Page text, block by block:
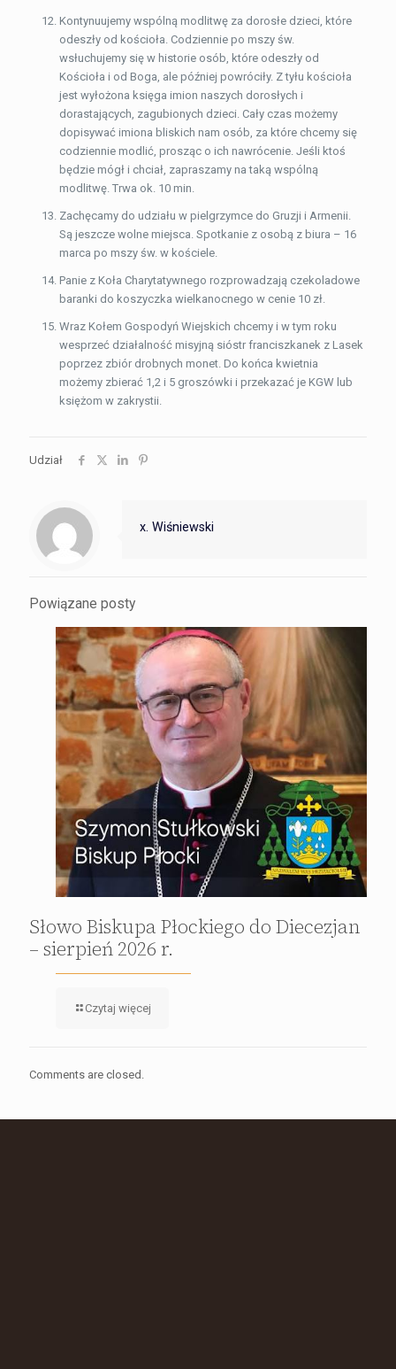
Kontynuujemy wspólną modlitwę za dorosłe dzieci, które
odeszły od kościoła. Codziennie po mszy św.
wsłuchujemy się w historie osób, które odeszły od
Kościoła i od Boga, ale później powróciły. Z tyłu kościoła
jest wyłożona księga imion naszych dorosłych i
dorastających, zagubionych dzieci. Cały czas możemy
dopisywać imiona bliskich nam osób, za które chcemy się
codziennie modlić, prosząc o ich nawrócenie. Jeśli ktoś
będzie mógł i chciał, zapraszamy na taką wspólną
modlitwę. Trwa ok. 10 min.
Zachęcamy do udziału w pielgrzymce do Gruzji i Armenii.
Są jeszcze wolne miejsca. Spotkanie z osobą z biura – 16
marca po mszy św. w kościele.
Panie z Koła Charytatywnego rozprowadzają czekoladowe
baranki do koszyczka wielkanocnego w cenie 10 zł.
Wraz Kołem Gospodyń Wiejskich chcemy i w tym roku
wesprzeć działalność misyjną sióstr franciszkanek z Lasek
poprzez zbiór drobnych monet. Do końca kwietnia
możemy zbierać 1,2 i 5 groszówki i przekazać je KGW lub
księżom w zakrystii.
Udział
x. Wiśniewski
Powiązane posty
Słowo Biskupa Płockiego do Diecezjan
– sierpień 2026 r.
Czytaj więcej
Comments are closed.